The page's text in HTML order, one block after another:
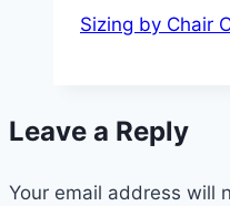
Sizing by Chair
Leave a Reply
Your email address will